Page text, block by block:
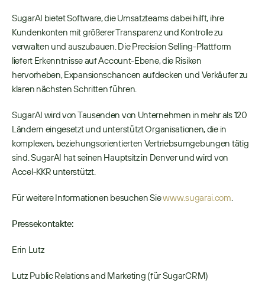
SugarAI bietet Software, die Umsatzteams dabei hilft, ihre
Kundenkonten mit größerer Transparenz und Kontrolle zu
verwalten und auszubauen. Die Precision Selling-Plattform
liefert Erkenntnisse auf Account-Ebene, die Risiken
hervorheben, Expansionschancen aufdecken und Verkäufer zu
klaren nächsten Schritten führen.
SugarAI wird von Tausenden von Unternehmen in mehr als 120
Ländern eingesetzt und unterstützt Organisationen, die in
komplexen, beziehungsorientierten Vertriebsumgebungen tätig
sind. SugarAI hat seinen Hauptsitz in Denver und wird von
Accel-KKR unterstützt.
Für weitere Informationen besuchen Sie www.sugarai.com.
Pressekontakte:
Erin Lutz
Lutz Public Relations and Marketing (für SugarCRM)